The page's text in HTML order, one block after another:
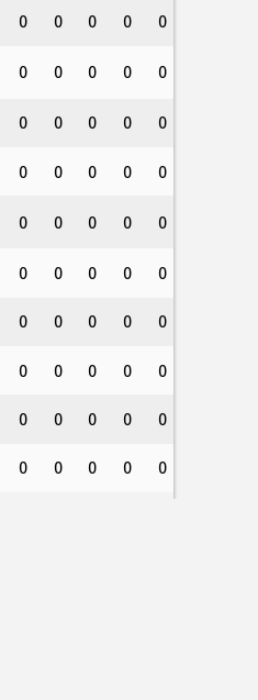
0 0 0 0
0
0 0 0 0 0
0 0 0 0 0
0 0 0 0
0
0 0 0 0 0
0 0 0 0 0
0 0 0 0 0
0 0 0 0 0
0 0 0 0 0
0 0 0 0 0